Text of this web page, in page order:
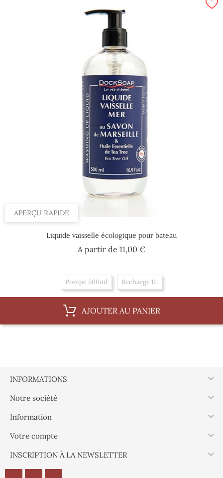
APERÇU RAPIDE
Liquide vaisselle écologique pour bateau
A partir de 11,00 €Prix
Pompe 500ml Recharge 1L
AJOUTER AU PANIER
INFORMATIONS 
Notre société 
Information 
Votre compte 
INSCRIPTION À LA NEWSLETTER 